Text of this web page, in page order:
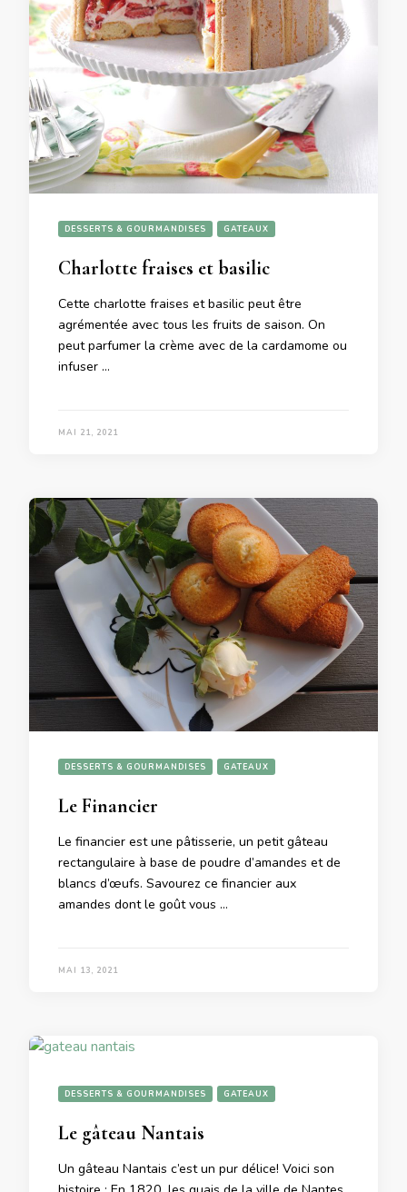
DESSERTS & GOURMANDISES GATEAUX
Charlotte fraises et basilic
Cette charlotte fraises et basilic peut être
agrémentée avec tous les fruits de saison. On
peut parfumer la crème avec de la cardamome ou
infuser …
MAI 21, 2021
DESSERTS & GOURMANDISES GATEAUX
Le Financier
Le financier est une pâtisserie, un petit gâteau
rectangulaire à base de poudre d’amandes et de
blancs d’œufs. Savourez ce financier aux
amandes dont le goût vous …
MAI 13, 2021
DESSERTS & GOURMANDISES GATEAUX
Le gâteau Nantais
Un gâteau Nantais c’est un pur délice! Voici son